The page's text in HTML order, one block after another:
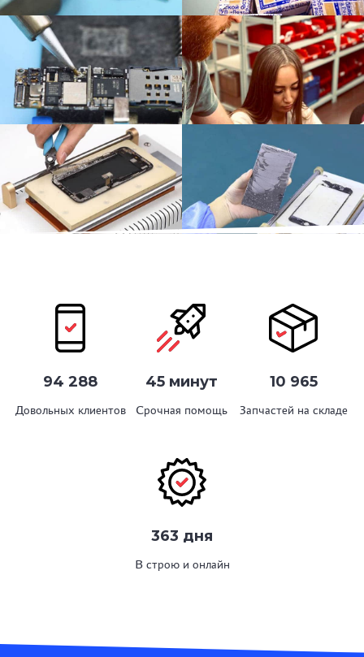
94 288
Довольных клиентов
45 минут
Срочная помощь
10 965
Запчастей на складе
363 дня
В строю и онлайн